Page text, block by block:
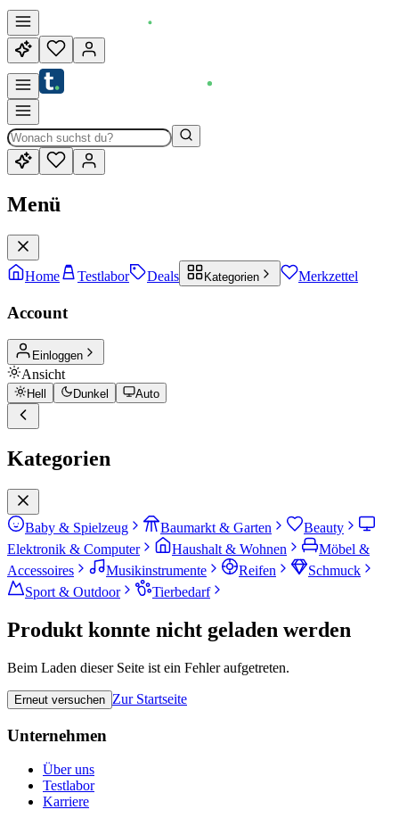
Menü
Home Testlabor Deals Kategorien Merkzettel
Account
Einloggen
Ansicht
Hell Dunkel Auto
Kategorien
Baby & Spielzeug Baumarkt & Garten
Beauty
Elektronik & Computer
Haushalt & Wohnen
Möbel &
Accessoires
Musikinstrumente Reifen
Schmuck
Sport & Outdoor
Tierbedarf
Produkt konnte nicht geladen werden
Beim Laden dieser Seite ist ein Fehler aufgetreten.
Erneut versuchen Zur Startseite
Unternehmen
Über uns
Testlabor
Karriere